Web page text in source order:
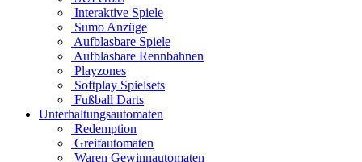
Interaktive Spiele
Sumo Anzüge
Aufblasbare Spiele
Aufblasbare Rennbahnen
Playzones
Softplay Spielsets
Fußball Darts
Unterhaltungsautomaten
Redemption
Greifautomaten
Waren Gewinnautomaten